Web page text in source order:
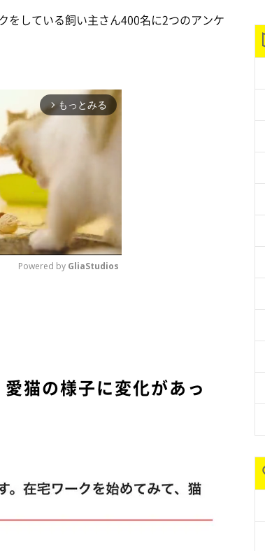
をしている飼い主さん400名に2つのアンケ
arrow_forward_ios もっとみる
Powered by GliaStudios
猫の様子に変化があっ